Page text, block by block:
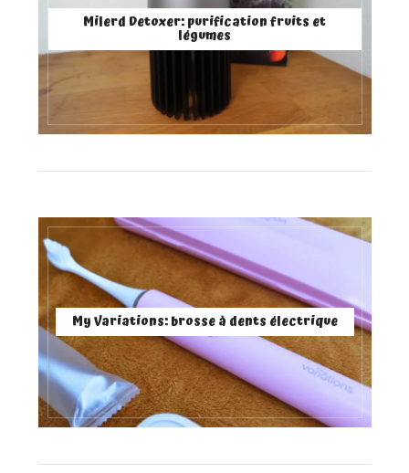
Milerd Detoxer: purification fruits et
légumes
My Variations: brosse à dents électrique